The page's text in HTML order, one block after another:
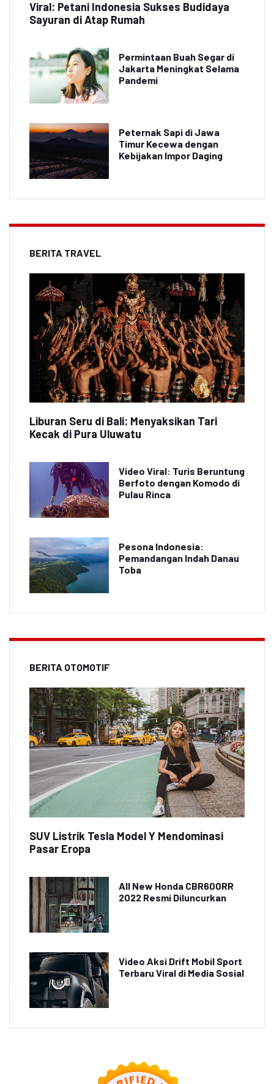
Viral: Petani Indonesia Sukses Budidaya
Sayuran di Atap Rumah
Permintaan Buah Segar di
Jakarta Meningkat Selama
Pandemi
Peternak Sapi di Jawa
Timur Kecewa dengan
Kebijakan Impor Daging
BERITA TRAVEL
Liburan Seru di Bali: Menyaksikan Tari
Kecak di Pura Uluwatu
Video Viral: Turis Beruntung
Berfoto dengan Komodo di
Pulau Rinca
Pesona Indonesia:
Pemandangan Indah Danau
Toba
BERITA OTOMOTIF
SUV Listrik Tesla Model Y Mendominasi
Pasar Eropa
All New Honda CBR600RR
2022 Resmi Diluncurkan
Video Aksi Drift Mobil Sport
Terbaru Viral di Media Sosial